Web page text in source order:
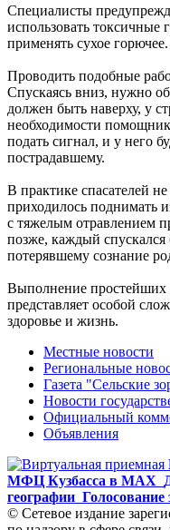
Специалисты
использовать токсичные
применять сухое горючее.
Проводить подобные
Спускаясь вниз, нужно
должен быть наверху, у
необходимости
подать сигнал, и у него
пострадавшему.
В практике спасателей
приходилось поднимать
с тяжелым отравлением
позже, каждый спускался
потерявшему сознание
Выполнение простейших
представляет особой
здоровье и жизнь.
Местные новости
Региональные
Газета "Сельские
Новости
Официальный
Объявления
МФЦ Кузбасса в MAX
географии Голосование
© Сетевое издание